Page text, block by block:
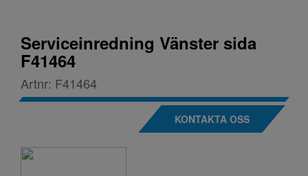
Serviceinredning Vänster sida
F41464
Artnr: F41464
KONTAKTA OSS